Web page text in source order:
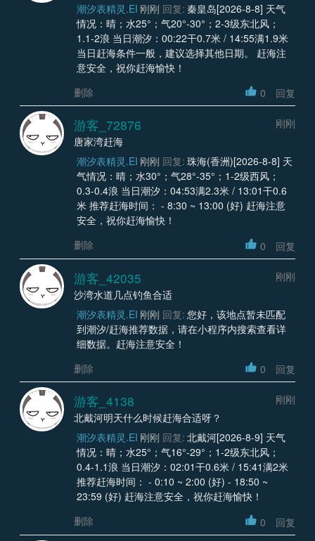
潮汐表精灵.EI 刚刚 回复: 秦皇岛[2026-8-8] 天气
情况：晴；水25°；气20°-30°；2-3级东北风；
1.1-2浪 当日潮汐：00:22干0.7米 / 14:55满1.9米
当日赶海条件一般，建议选择其他日期。 赶海注
意安全，祝你赶海愉快！
删除
0 回复
游客_72876
刚刚
唐家湾赶海
潮汐表精灵.EI 刚刚 回复: 珠海(香洲)[2026-8-8] 天
气情况：晴；水30°；气28°-35°；1-2级西风；
0.3-0.4浪 当日潮汐：04:53满2.3米 / 13:01干0.6
米 推荐赶海时间： - 8:30 ~ 13:00 (好) 赶海注意
安全，祝你赶海愉快！
删除
0 回复
游客_42035
刚刚
沙湾水道几点钓鱼合适
潮汐表精灵.EI 刚刚 回复: 您好，该地点暂未匹配
到潮汐/赶海推荐数据，请在小程序内搜索查看详
细数据。赶海注意安全！
删除
0 回复
游客_4138
刚刚
北戴河明天什么时候赶海合适呀？
潮汐表精灵.EI 刚刚 回复: 北戴河[2026-8-9] 天气
情况：晴；水25°；气16°-29°；1-2级东北风；
0.4-1.1浪 当日潮汐：02:01干0.6米 / 15:41满2米
推荐赶海时间： - 0:10 ~ 2:00 (好) - 18:50 ~
23:59 (好) 赶海注意安全，祝你赶海愉快！
删除
0 回复